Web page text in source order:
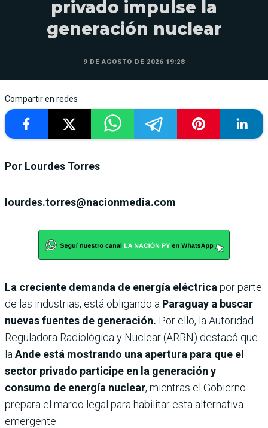
privado impulse la
generación nuclear
9 DE AGOSTO DE 2026 19:28
Compartir en redes
Por Lourdes Torres
lourdes.torres@nacionmedia.com
La creciente demanda de energía eléctrica por parte
de las industrias, está obligando a Paraguay a buscar
nuevas fuentes de generación. Por ello, la Autoridad
Reguladora Radiológica y Nuclear (ARRN) destacó que
la Ande está mostrando una apertura para que el
sector privado participe en la generación y
consumo de energía nuclear, mientras el Gobierno
prepara el marco legal para habilitar esta alternativa
emergente.